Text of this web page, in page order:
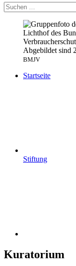
BMJV
Startseite
Stiftung
Kuratorium